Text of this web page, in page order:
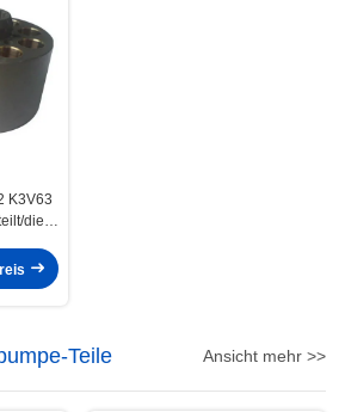
K3V63
die
Teile Ansicht mehr >>